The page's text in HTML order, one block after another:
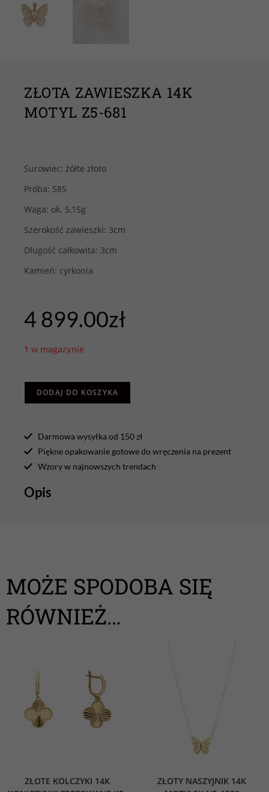
ZŁOTA ZAWIESZKA 14K
MOTYL Z5-681
Surowiec: żółte złoto
Próba: 585
Waga: ok. 5,15g
Szerokość zawieszki: 3cm
Długość całkowita: 3cm
Kamień: cyrkonia
4 899.00zł
1 w magazynie
DODAJ DO KOSZYKA
Darmowa wysyłka od 150 zł
Piękne opakowanie gotowe do wręczenia na prezent
Wzory w najnowszych trendach
Opis
MOŻE SPODOBA SIĘ
RÓWNIEŻ…
ZŁOTE KOLCZYKI 14K
ZŁOTY NASZYJNIK 14K